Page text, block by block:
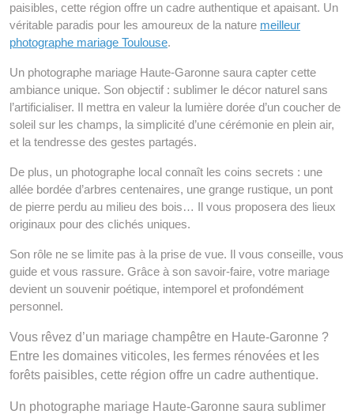
paisibles, cette région offre un cadre authentique et apaisant. Un
véritable paradis pour les amoureux de la nature meilleur
photographe mariage Toulouse.
Un photographe mariage Haute-Garonne saura capter cette
ambiance unique. Son objectif : sublimer le décor naturel sans
l’artificialiser. Il mettra en valeur la lumière dorée d’un coucher de
soleil sur les champs, la simplicité d’une cérémonie en plein air,
et la tendresse des gestes partagés.
De plus, un photographe local connaît les coins secrets : une
allée bordée d’arbres centenaires, une grange rustique, un pont
de pierre perdu au milieu des bois… Il vous proposera des lieux
originaux pour des clichés uniques.
Son rôle ne se limite pas à la prise de vue. Il vous conseille, vous
guide et vous rassure. Grâce à son savoir-faire, votre mariage
devient un souvenir poétique, intemporel et profondément
personnel.
Vous rêvez d’un mariage champêtre en Haute-Garonne ?
Entre les domaines viticoles, les fermes rénovées et les
forêts paisibles, cette région offre un cadre authentique.
Un photographe mariage Haute-Garonne saura sublimer